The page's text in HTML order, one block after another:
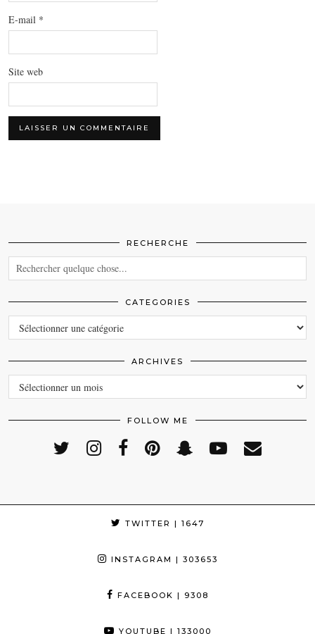
E-mail *
Site web
RECHERCHE
CATEGORIES
CATEGORIES
ARCHIVES
ARCHIVES
FOLLOW ME
TWITTER | 1647
INSTAGRAM | 303653
FACEBOOK | 9308
YOUTUBE | 133000